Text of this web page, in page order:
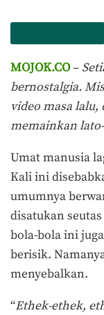
MOJOK.CO–
bernostalgia.
video masa lalu,
memainkan
Umat manusia
Kali ini
umumnya
disatukan
bola-bola ini
berisik.
menyebalkan.
“Ethek-ethek,